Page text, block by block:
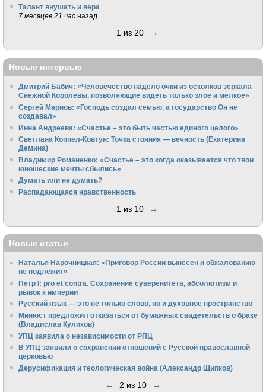
Талант внушать и вера
7 месяцев 21 час назад
1 из 20 →
Новые интервью
Дмитрий Бабич: «Человечество надело очки из осколков зеркала
Снежной Королевы, позволяющие видеть только злое и мелкое»
Сергей Марнов: «Господь создал семью, а государство Он не
создавал»
Инна Андреева: «Счастье – это быть частью единого целого»
Светлана Коппел-Ковтун: Точка стояния — вечность (Екатерина
Демина)
Владимир Романенко: «Счастье – это когда оказывается что твои
юношеские мечты сбылись»
Думать или не думать?
Распадающаяся нравственность
1 из 10 →
Новые статьи
Наталья Нарочницкая: «Приговор России вынесен и обжалованию
не подлежит»
Петр I: pro et contra. Сохранение суверенитета, абсолютизм и
рывок к империи
Русский язык — это не только слово, но и духовное пространство
Минюст предложил отказаться от бумажных свидетельств о браке
(Владислав Куликов)
УПЦ заявила о независимости от РПЦ
В УПЦ заявили о сохранении отношений с Русской православной
церковью
Дерусификация и теологическая война (Александр Щипков)
← 2 из 10 →